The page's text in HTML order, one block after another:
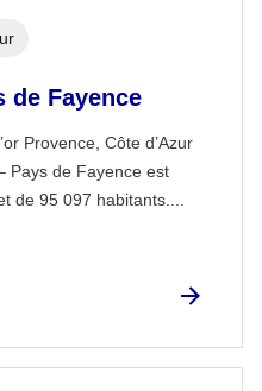
de Fayence
Provence, Côte d’Azur
Pays de Fayence est
de 95 097 habitants....